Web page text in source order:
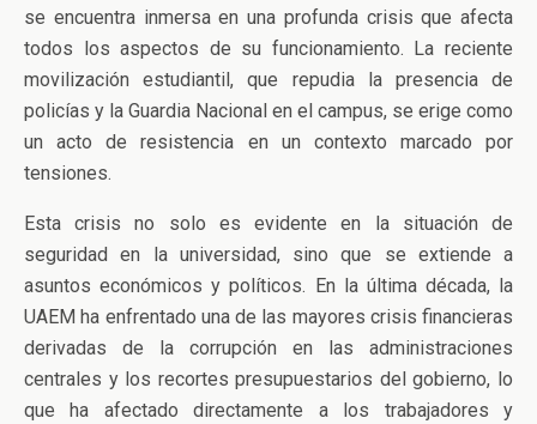
se encuentra inmersa en una profunda crisis que afecta
todos los aspectos de su funcionamiento. La reciente
movilización estudiantil, que repudia la presencia de
policías y la Guardia Nacional en el campus, se erige como
un acto de resistencia en un contexto marcado por
tensiones.
Esta crisis no solo es evidente en la situación de
seguridad en la universidad, sino que se extiende a
asuntos económicos y políticos. En la última década, la
UAEM ha enfrentado una de las mayores crisis financieras
derivadas de la corrupción en las administraciones
centrales y los recortes presupuestarios del gobierno, lo
que ha afectado directamente a los trabajadores y